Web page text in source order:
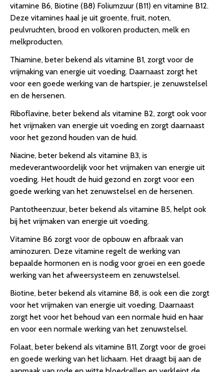
vitamine B6, Biotine (B8) Foliumzuur (B11) en vitamine B12.
Deze vitamines haal je uit groente, fruit, noten,
peulvruchten, brood en volkoren producten, melk en
melkproducten.
Thiamine, beter bekend als vitamine B1, zorgt voor de
vrijmaking van energie uit voeding. Daarnaast zorgt het
voor een goede werking van de hartspier, je zenuwstelsel
en de hersenen.
Riboflavine, beter bekend als vitamine B2, zorgt ook voor
het vrijmaken van energie uit voeding en zorgt daarnaast
voor het gezond houden van de huid.
Niacine, beter bekend als vitamine B3, is
medeverantwoordelijk voor het vrijmaken van energie uit
voeding. Het houdt de huid gezond en zorgt voor een
goede werking van het zenuwstelsel en de hersenen.
Pantotheenzuur, beter bekend als vitamine B5, helpt ook
bij het vrijmaken van energie uit voeding.
Vitamine B6 zorgt voor de opbouw en afbraak van
aminozuren. Deze vitamine regelt de werking van
bepaalde hormonen en is nodig voor groei en een goede
werking van het afweersysteem en zenuwstelsel.
Biotine, beter bekend als vitamine B8, is ook een die zorgt
voor het vrijmaken van energie uit voeding. Daarnaast
zorgt het voor het behoud van een normale huid en haar
en voor een normale werking van het zenuwstelsel.
Folaat, beter bekend als vitamine B11, Zorgt voor de groei
en goede werking van het lichaam. Het draagt bij aan de